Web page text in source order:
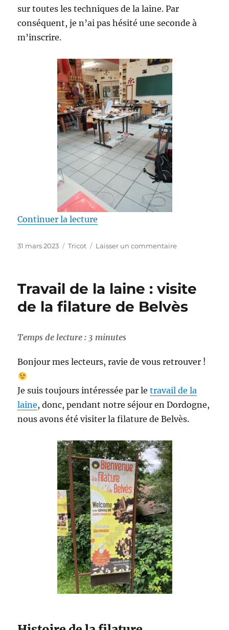
sur toutes les techniques de la laine. Par
conséquent, je n’ai pas hésité une seconde à
m’inscrire.
Continuer la lecture
Publié
31 mars 2023 Catégories
Tricot Laisser un commentairesur
:
périple
machine
Travail de la laine : visite
de la filature de Belvès
Temps de lecture : 3 minutes
Bonjour mes lecteurs, ravie de vous retrouver !
Je suis toujours intéressée par letravail de la
laine, donc, pendant notre séjour en Dordogne,
nous avons été visiter la filature de Belvès.